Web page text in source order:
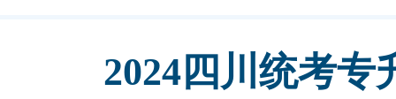
2024四川统考专